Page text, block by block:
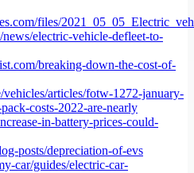
files/
electric-vehicle-defleet-to-
breaking-down-the-cost-of-
articles/fotw-1272-january-
costs-2022-are-nearly
in-battery-prices-could-
posts/depreciation-of-evs
car/guides/electric-car-